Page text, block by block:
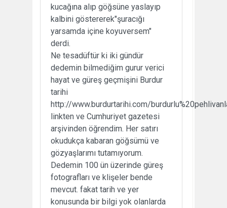
kucağına alıp göğsüne yaslayıp
kalbini göstererek"şuracığı
yarsamda içine koyuversem"
derdi.
Ne tesadüftür ki iki gündür
dedemin bilmediğim gurur verici
hayat ve güreş geçmişini Burdur
tarihi
http://www.burdurtarihi.com/
linkten ve Cumhuriyet gazetesi
arşivinden öğrendim. Her satırı
okudukça kabaran göğsümü ve
gözyaşlarımı tutamıyorum.
Dedemin 100 ün üzerinde güreş
fotografları ve klişeler bende
mevcut. fakat tarih ve yer
konusunda bir bilgi yok olanlarda